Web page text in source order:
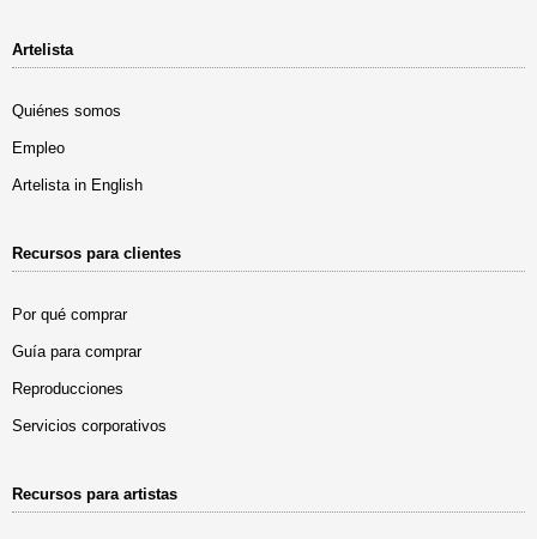
Artelista
Quiénes somos
Empleo
Artelista in English
Recursos para clientes
Por qué comprar
Guía para comprar
Reproducciones
Servicios corporativos
Recursos para artistas